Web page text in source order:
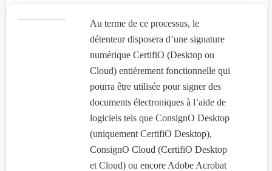
Au terme de ce processus, le
détenteur disposera d’une signature
numérique CertifiO (Desktop ou
Cloud) entièrement fonctionnelle qui
pourra être utilisée pour signer des
documents électroniques à l’aide de
logiciels tels que ConsignO Desktop
(uniquement CertifiO Desktop),
ConsignO Cloud (CertifiO Desktop
et Cloud) ou encore Adobe Acrobat